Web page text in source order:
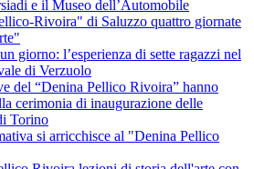
e il Museo dell’Automobile
Rivoira" di Saluzzo quattro giornate
giorno: l’esperienza di sette ragazzi nel
di Verzuolo
del “Denina Pellico Rivoira” hanno
cerimonia di inaugurazione delle
Torino
si arricchisce al "Denina Pellico